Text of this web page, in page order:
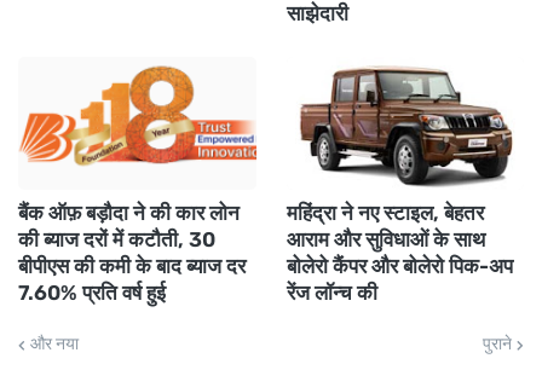
साझेदारी
बैंक ऑफ़ बड़ौदा ने की कार लोन
की ब्याज दरों में कटौती, 30
बीपीएस की कमी के बाद ब्याज दर
7.60% प्रति वर्ष हुई
महिंद्रा ने नए स्टाइल, बेहतर
आराम और सुविधाओं के साथ
बोलेरो कैंपर और बोलेरो पिक-अप
रेंज लॉन्च की
और नया पुराने